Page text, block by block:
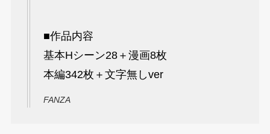
■作品内容
基本Hシーン28＋漫画8枚
本編342枚＋文字無しver
FANZA